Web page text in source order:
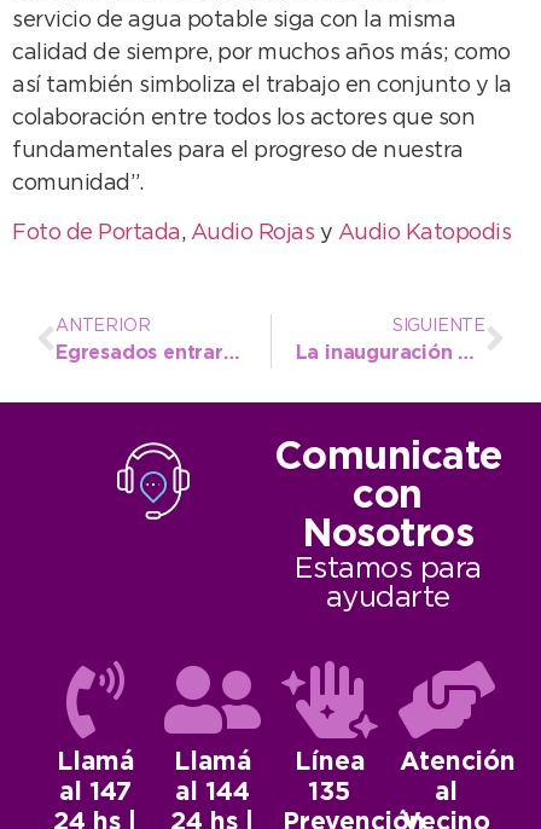
servicio de agua potable siga con la misma
calidad de siempre, por muchos años más; como
así también simboliza el trabajo en conjunto y la
colaboración entre todos los actores que son
fundamentales para el progreso de nuestra
comunidad”.
Foto de Portada, Audio Rojas y Audio Katopodis
ANTERIOR
Egresados entraron al mar por la madrugada y desde el municipio se llama a concientizar
SIGUIENTE
La inauguración de la Temporada tendrá un espacio destinado a las infancias
Comunicate
con
Nosotros
Estamos para
ayudarte
Llamá
al 147
24 hs |
Llamá
al 144
24 hs |
Línea
135
Prevención
Atención
al
Vecino